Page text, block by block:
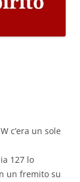
c’era un sole
127 lo
un fremito su